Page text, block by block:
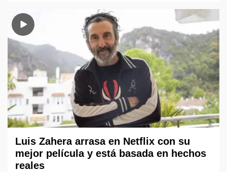
Luis Zahera arrasa en Netflix con su
mejor película y está basada en hechos
reales